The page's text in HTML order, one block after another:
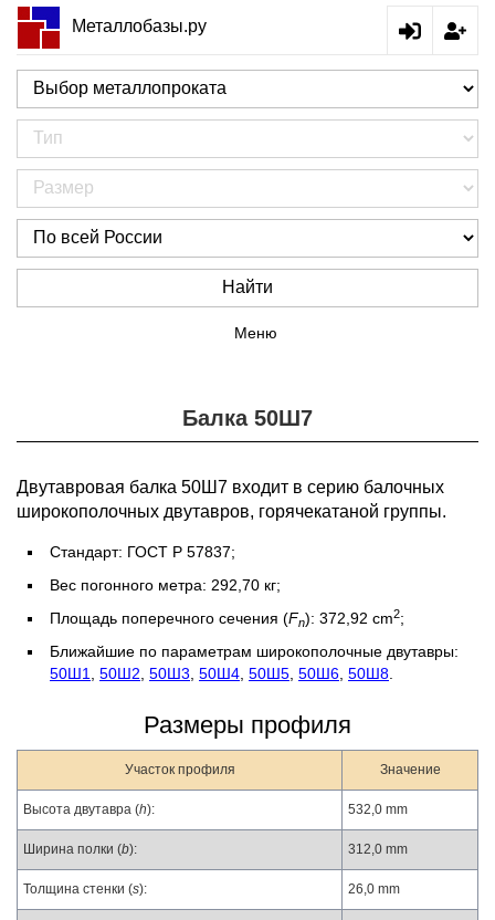
Металлобазы.ру
Найти
Меню
Балка 50Ш7
Двутавровая балка 50Ш7 входит в серию балочных
широкополочных двутавров, горячекатаной группы.
Стандарт: ГОСТ Р 57837;
Вес погонного метра: 292,70 кг;
Площадь поперечного сечения (Fn): 372,92 cm2;
Ближайшие по параметрам широкополочные двутавры:
50Ш1
50Ш2 50Ш3 50Ш4 50Ш5 50Ш6 50Ш8
Размеры профиля
Участок профиля Значение
Высота двутавра (h): 532,0 mm
Ширина полки (b): 312,0 mm
Толщина стенки (s): 26,0 mm